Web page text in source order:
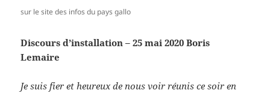
sur le site des infos du pays gallo
Discours d’installation – 25 mai 2020 Boris
Lemaire
Je suis fier et heureux de nous voir réunis ce soir en